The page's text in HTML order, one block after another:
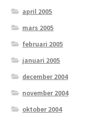
april 2005
mars 2005
februari 2005
januari 2005
december 2004
november 2004
oktober 2004